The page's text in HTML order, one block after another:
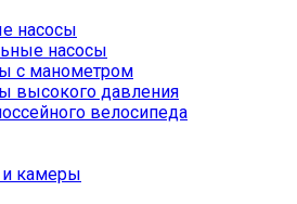
насосы
насосы
с манометром
высокого давления
велосипеда
камеры